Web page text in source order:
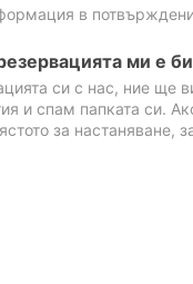
в
ми е
си с нас, ние ще
и спам папката си.
за настаняване,